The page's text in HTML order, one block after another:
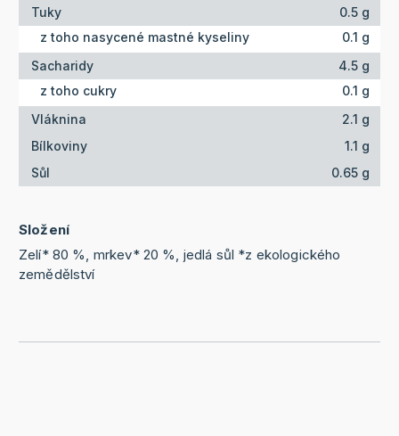
Tuky
0.5 g
z toho nasycené mastné kyseliny
0.1 g
Sacharidy
4.5 g
z toho cukry
0.1 g
Vláknina
2.1 g
Bílkoviny
1.1 g
Sůl
0.65 g
Složení
Zelí* 80 %, mrkev* 20 %, jedlá sůl *z ekologického
zemědělství